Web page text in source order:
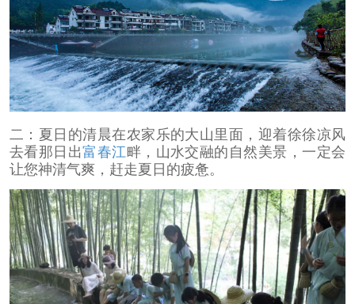
二：夏日的清晨在农家乐的大山里面，迎着徐徐凉风
去看那日出富春江畔，山水交融的自然美景，一定会
让您神清气爽，赶走夏日的疲惫。